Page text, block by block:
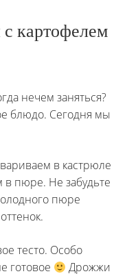
картофелем
нечем заняться?
блюдо. Сегодня мы
в кастрюле
в пюре. Не забудьте
пюре
тесто. Особо
готовое
Дрожжи